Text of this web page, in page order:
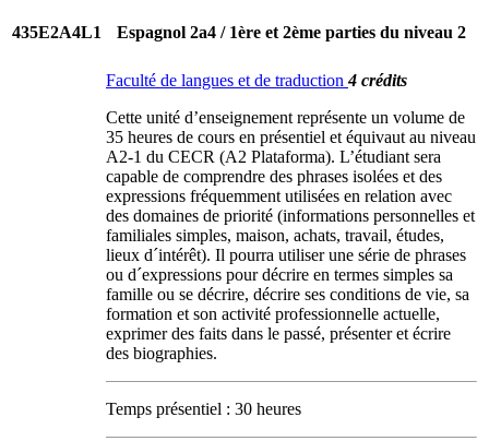
435E2A4L1 Espagnol 2a4 / 1ère et 2ème parties du niveau 2
Faculté de langues et de traduction4 crédits
Cette unité d’enseignement représente un volume de
35 heures de cours en présentiel et équivaut au niveau
A2-1 du CECR (A2 Plataforma). L’étudiant sera
capable de comprendre des phrases isolées et des
expressions fréquemment utilisées en relation avec
des domaines de priorité (informations personnelles et
familiales simples, maison, achats, travail, études,
lieux d´intérêt). Il pourra utiliser une série de phrases
ou d´expressions pour décrire en termes simples sa
famille ou se décrire, décrire ses conditions de vie, sa
formation et son activité professionnelle actuelle,
exprimer des faits dans le passé, présenter et écrire
des biographies.
Temps présentiel : 30 heures